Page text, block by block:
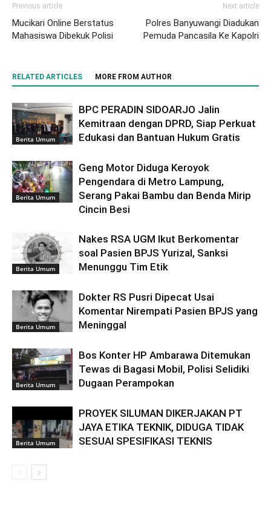
Previous article
Mucikari Online Berstatus
Mahasiswa Dibekuk Polisi
Next article
Polres Banyuwangi Diadukan
Pemuda Pancasila Ke Kapolri
RELATED ARTICLES MORE FROM AUTHOR
Berita Umum
BPC PERADIN SIDOARJO Jalin
Kemitraan dengan DPRD, Siap Perkuat
Edukasi dan Bantuan Hukum Gratis
Berita Umum
Geng Motor Diduga Keroyok
Pengendara di Metro Lampung,
Serang Pakai Bambu dan Benda Mirip
Cincin Besi
Berita Umum
Nakes RSA UGM Ikut Berkomentar
soal Pasien BPJS Yurizal, Sanksi
Menunggu Tim Etik
Berita Umum
Dokter RS Pusri Dipecat Usai
Komentar Nirempati Pasien BPJS yang
Meninggal
Berita Umum
Bos Konter HP Ambarawa Ditemukan
Tewas di Bagasi Mobil, Polisi Selidiki
Dugaan Perampokan
Berita Umum
PROYEK SILUMAN DIKERJAKAN PT
JAYA ETIKA TEKNIK, DIDUGA TIDAK
SESUAI SPESIFIKASI TEKNIS